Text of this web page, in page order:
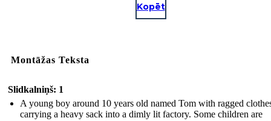
Kopēt
Montāžas Teksta
Slidkalniņš: 1
A young boy around 10 years old named Tom with ragged
carrying a heavy sack into a dimly lit factory. Some children are